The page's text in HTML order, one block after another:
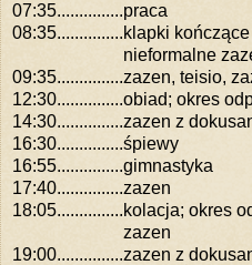
07:35...............praca
08:35...............klapki
nieformalne
09:35...............zazen, teisio,
12:30...............obiad; okres
14:30...............zazen z
16:30...............śpiewy
16:55...............gimnastyka
17:40...............zazen
18:05...............kolacja; okres
zazen
19:00...............zazen z